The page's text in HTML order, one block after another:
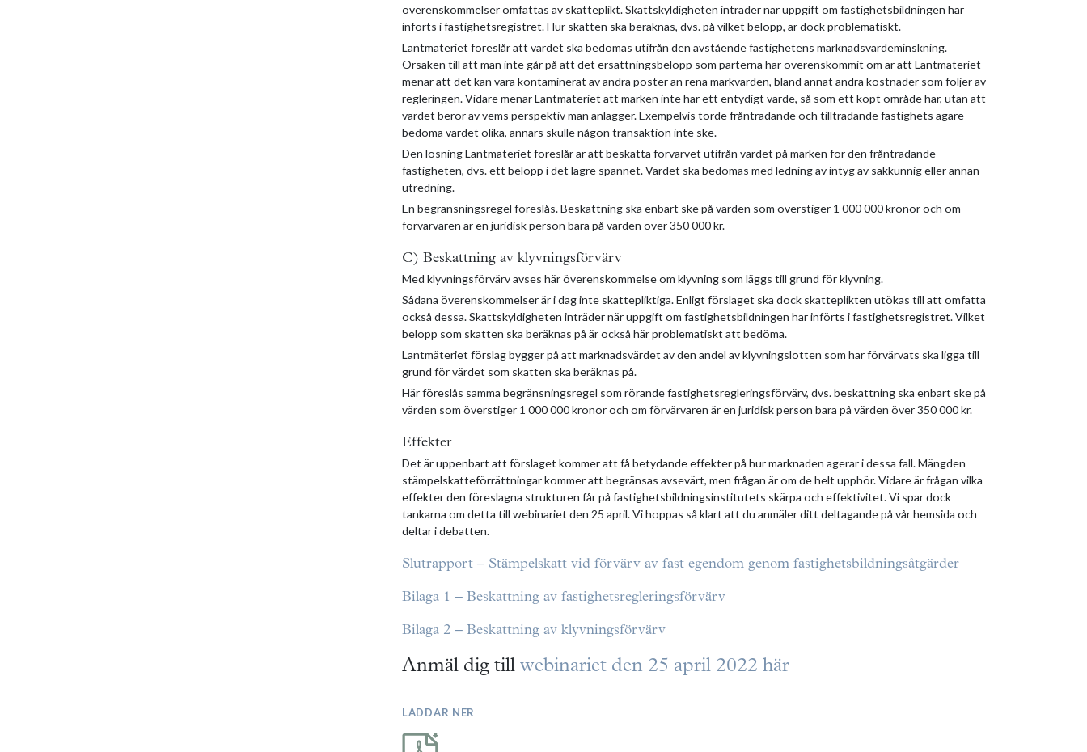
överenskommelser omfattas av skatteplikt. Skattskyldigheten inträder när uppgift om fastighetsbildningen har
införts i fastighetsregistret. Hur skatten ska beräknas, dvs. på vilket belopp, är dock problematiskt.
Lantmäteriet föreslår att värdet ska bedömas utifrån den avstående fastighetens marknadsvärdeminskning.
Orsaken till att man inte går på att det ersättningsbelopp som parterna har överenskommit om är att Lantmäteriet
menar att det kan vara kontaminerat av andra poster än rena markvärden, bland annat andra kostnader som följer av
regleringen. Vidare menar Lantmäteriet att marken inte har ett entydigt värde, så som ett köpt område har, utan att
värdet beror av vems perspektiv man anlägger. Exempelvis torde frånträdande och tillträdande fastighets ägare
bedöma värdet olika, annars skulle någon transaktion inte ske.
Den lösning Lantmäteriet föreslår är att beskatta förvärvet utifrån värdet på marken för den frånträdande
fastigheten, dvs. ett belopp i det lägre spannet. Värdet ska bedömas med ledning av intyg av sakkunnig eller annan
utredning.
En begränsningsregel föreslås. Beskattning ska enbart ske på värden som överstiger 1 000 000 kronor och om
förvärvaren är en juridisk person bara på värden över 350 000 kr.
C) Beskattning av klyvningsförvärv
Med klyvningsförvärv avses här överenskommelse om klyvning som läggs till grund för klyvning.
Sådana överenskommelser är i dag inte skattepliktiga. Enligt förslaget ska dock skatteplikten utökas till att omfatta
också dessa. Skattskyldigheten inträder när uppgift om fastighetsbildningen har införts i fastighetsregistret. Vilket
belopp som skatten ska beräknas på är också här problematiskt att bedöma.
Lantmäteriet förslag bygger på att marknadsvärdet av den andel av klyvningslotten som har förvärvats ska ligga till
grund för värdet som skatten ska beräknas på.
Här föreslås samma begränsningsregel som rörande fastighetsregleringsförvärv, dvs. beskattning ska enbart ske på
värden som överstiger 1 000 000 kronor och om förvärvaren är en juridisk person bara på värden över 350 000 kr.
Effekter
Det är uppenbart att förslaget kommer att få betydande effekter på hur marknaden agerar i dessa fall. Mängden
stämpelskatteförrättningar kommer att begränsas avsevärt, men frågan är om de helt upphör. Vidare är frågan vilka
effekter den föreslagna strukturen får på fastighetsbildningsinstitutets skärpa och effektivitet. Vi spar dock
tankarna om detta till webinariet den 25 april. Vi hoppas så klart att du anmäler ditt deltagande på vår hemsida och
deltar i debatten.
Slutrapport – Stämpelskatt vid förvärv av fast egendom genom fastighetsbildningsåtgärder
Bilaga 1 – Beskattning av fastighetsregleringsförvärv
Bilaga 2 – Beskattning av klyvningsförvärv
Anmäl dig till webinariet den 25 april 2022 här
LADDAR NER